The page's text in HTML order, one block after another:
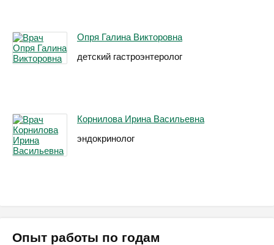
Опря Галина Викторовна
детский гастроэнтеролог
Корнилова Ирина Васильевна
эндокринолог
Опыт работы по годам